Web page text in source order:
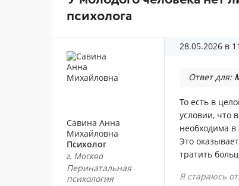
психолога
Савина Анна
Михайловна
Психолог
г. Москва
Перинатальная
психология
28.05.2026 в
Ответ для:
То есть в
условии, что
необходима
Это
тратить
Я стараюсь